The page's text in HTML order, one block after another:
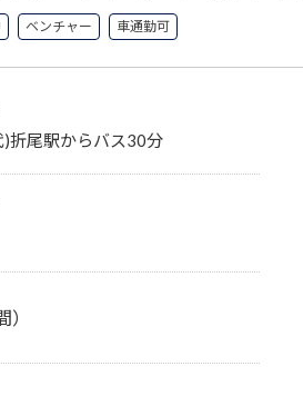
ベンチャー 車通勤可
折尾駅からバス30分